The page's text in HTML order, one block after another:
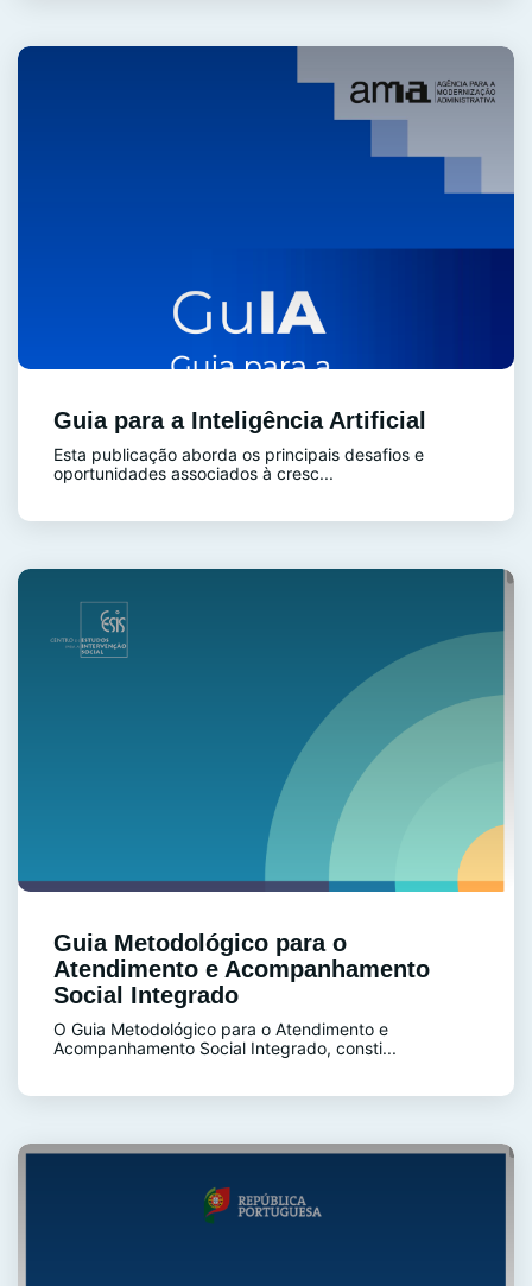
Guia para a Inteligência Artificial
Esta publicação aborda os principais desafios e
oportunidades associados à cresc...
Guia Metodológico para o
Atendimento e Acompanhamento
Social Integrado
O Guia Metodológico para o Atendimento e
Acompanhamento Social Integrado, consti...